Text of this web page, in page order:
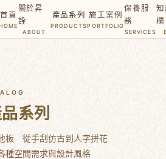
首頁
關於昇
詮
ABOUT
產品系列
PRODUCTS
施工案例
PORTFOLIO
保養服
務
SERVICES
欄
系列
板 從手刮仿古到人字拼花
種空間需求與設計風格